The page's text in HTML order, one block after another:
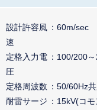
設計許容風
速
60m/sec
定格入力電
圧
100/200
定格周波数
50/60Hz
耐雷サージ
15kV(コ